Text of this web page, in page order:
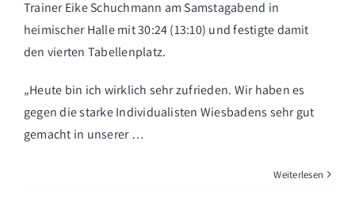
Trainer Eike Schuchmann am Samstagabend in
heimischer Halle mit 30:24 (13:10) und festigte damit
den vierten Tabellenplatz.
„Heute bin ich wirklich sehr zufrieden. Wir haben es
gegen die starke Individualisten Wiesbadens sehr gut
gemacht in unserer …
Weiterlesen